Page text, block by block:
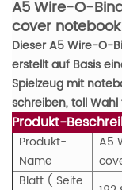
A5 Wire-O-
cover notebook
Dieser A5 Wire-O-
erstellt auf Basis
Spielzeug mit
schreiben, tollWahl
Produkt-
Produkt-
Name
A5
Blatt ( Seite